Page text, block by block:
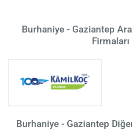
Burhaniye - Gaziantep
Firmaları
Burhaniye - Gaziantep